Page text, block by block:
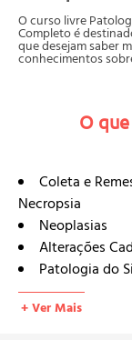
O curso livre
Completo é
que desejam saber
conhecimentos
O
Coleta e
Necropsia
Neoplasias
Alterações
Patologia do
Articulações
Distúrbios do
+ Ver Mais